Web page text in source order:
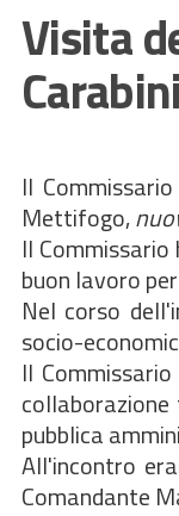
Visita
Il
Mettifogo,
Il
buon lavoro
Nel corso
socio-
Il
pubblica
All'incontro
Comandante